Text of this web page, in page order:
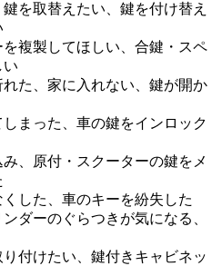
を取替えたい、鍵を付け替え
を複製してほしい、合鍵・スペ
い
れた、家に入れない、鍵が開か
しまった、車の鍵をインロック
み、原付・スクーターの鍵をメ
くした、車のキーを紛失した
ダーのぐらつきが気になる、
り付けたい、鍵付きキャビネッ